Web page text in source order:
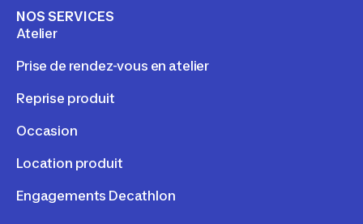
NOS SERVICES
Atelier
Prise de rendez-vous en atelier
Reprise produit
Occasion
Location produit
Engagements Decathlon